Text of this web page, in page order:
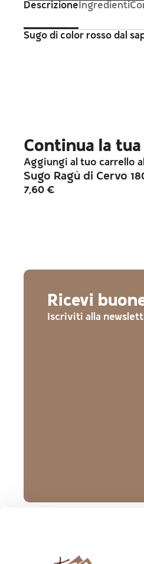
DescrizioneIngredienti
Sugo di color rosso dal
Continua la
Aggiungi al tuo carrello
Sugo Ragù di Cervo
7,60 €
Ricevi
Iscriviti alla